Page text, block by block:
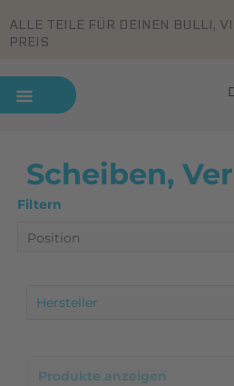
ALLE TEILE FÜR DEINEN BULLI,
PREIS
Scheiben,
Filtern
Hersteller
Eigenproduktion
Produkte anzeigen